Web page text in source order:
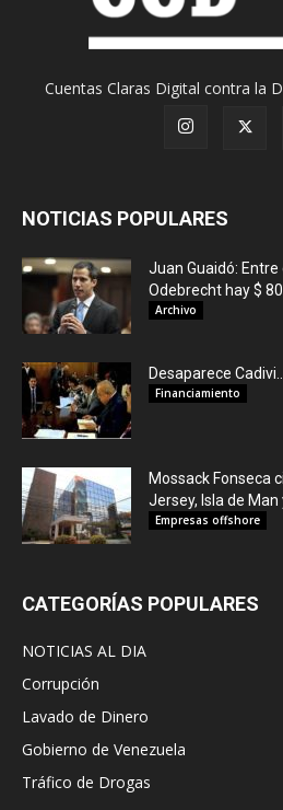
Cuentas Claras Digital contra la
NOTICIAS POPULARES
Juan Guaidó:
Odebrecht hay $ 80...
Archivo
Desaparece
Financiamiento
Mossack Fonseca
Jersey, Isla de Man
Empresas offshore
CATEGORÍAS POPULARES
NOTICIAS AL DIA
Corrupción
Lavado de Dinero
Gobierno de Venezuela
Tráfico de Drogas